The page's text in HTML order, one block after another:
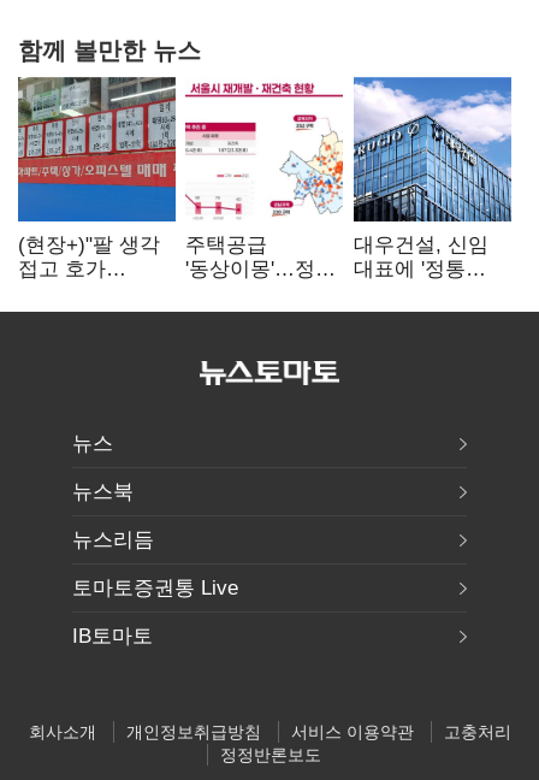
함께 볼만한 뉴스
(현장+)"팔 생각
접고 호가
똘똘한 한 채'
주택공급
'동상이몽'…정부
없으면 '공수표'
대우건설, 신임
대표에 '정통
부사장 내정
뉴스
뉴스북
뉴스리듬
토마토증권통 Live
IB토마토
회사소개 개인정보취급방침 서비스 이용약관
고충처리
정정반론보도